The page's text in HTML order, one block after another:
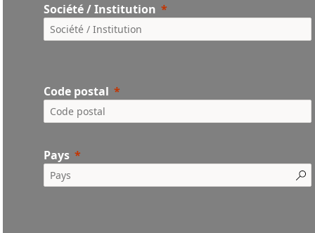
Société / Institution
Code postal
Pays